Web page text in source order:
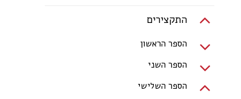
התקצירים
הספר הראשון
הספר השני
הספר השלישי